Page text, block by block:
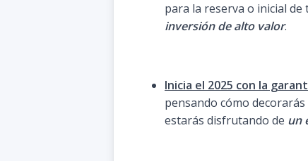
para la reserva o inicial
inversión de alto valor.
Inicia el 2025 con la
pensando cómo
estarás disfrutando de un